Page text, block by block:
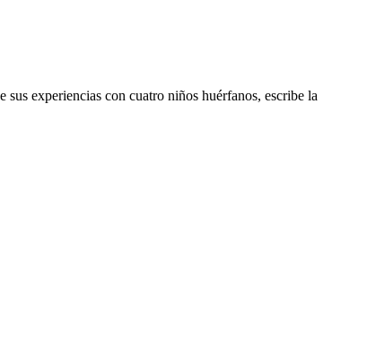
experiencias con cuatro niños huérfanos, escribe la